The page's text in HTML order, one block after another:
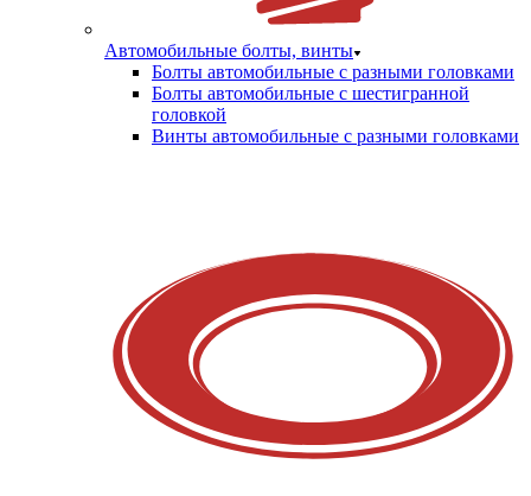
Автомобильные болты, винты
Болты автомобильные с разными головками
Болты автомобильные с шестигранной
головкой
Винты автомобильные с разными головками